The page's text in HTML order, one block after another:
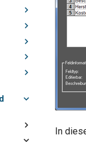
In